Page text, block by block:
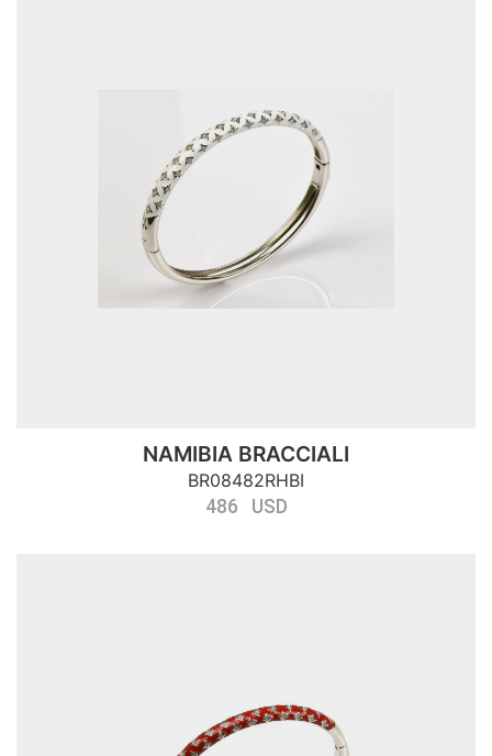
NAMIBIA BRACCIALI
BR08482RHBI
486 USD